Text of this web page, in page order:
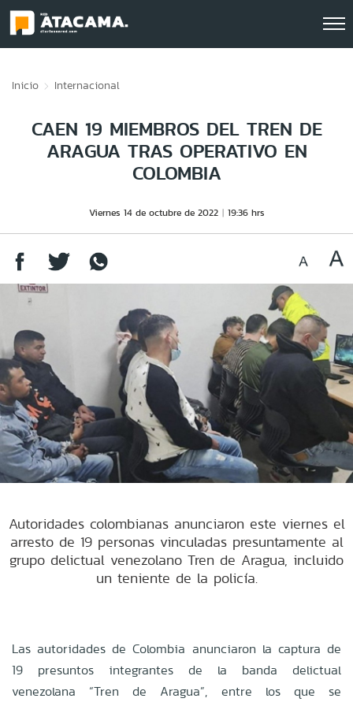
Inicio Internacional
CAEN 19 MIEMBROS DEL TREN DE
ARAGUA TRAS OPERATIVO EN
COLOMBIA
Viernes 14 de octubre de 2022 19:36 hrs
Autoridades colombianas anunciaron este viernes el
arresto de 19 personas vinculadas presuntamente al
grupo delictual venezolano Tren de Aragua, incluido
un teniente de la policía.
Las autoridades de Colombia anunciaron la captura de
19 presuntos integrantes de la banda delictual
venezolana “Tren de Aragua”, entre los que se